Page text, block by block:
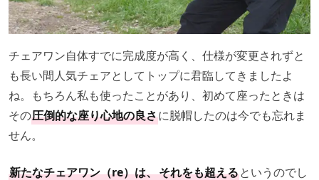
チェアワン自体すでに完成度が高く、仕様が変更されずと
も長い間人気チェアとしてトップに君臨してきましたよ
ね。もちろん私も使ったことがあり、初めて座ったときは
その圧倒的な座り心地の良さに脱帽したのは今でも忘れま
せん。
新たなチェアワン（re）は、それをも超えるというのでし